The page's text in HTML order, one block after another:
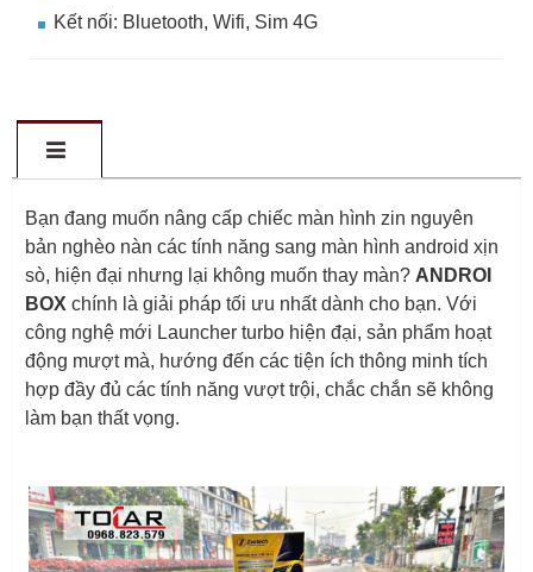
Kết nối: Bluetooth, Wifi, Sim 4G
Bạn đang muốn nâng cấp chiếc màn hình zin nguyên
bản nghèo nàn các tính năng sang màn hình android xịn
sò, hiện đại nhưng lại không muốn thay màn? ANDROI
BOX chính là giải pháp tối ưu nhất dành cho bạn. Với
công nghệ mới Launcher turbo hiện đại, sản phẩm hoạt
động mượt mà, hướng đến các tiện ích thông minh tích
hợp đầy đủ các tính năng vượt trội, chắc chắn sẽ không
làm bạn thất vọng.